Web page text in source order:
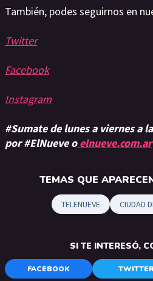
También, podes seguirnos en
Twitter
Facebook
Instagram
#Sumate de lunes a viernes a
por #ElNueve o elnueve.com.ar
TEMAS QUE
TELENUEVE CIUDAD
SI TE INTERESÓ,
FACEBOOK TWITTER